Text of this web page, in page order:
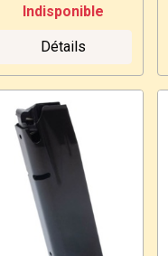
Indisponible
Détails